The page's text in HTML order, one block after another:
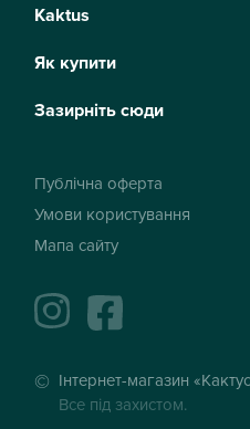
Kaktus
Як купити
Зазирніть сюди
Публічна оферта
Умови користування
Мапа сайту
instagramfacebook
Інтернет-магазин
Все під захистом.